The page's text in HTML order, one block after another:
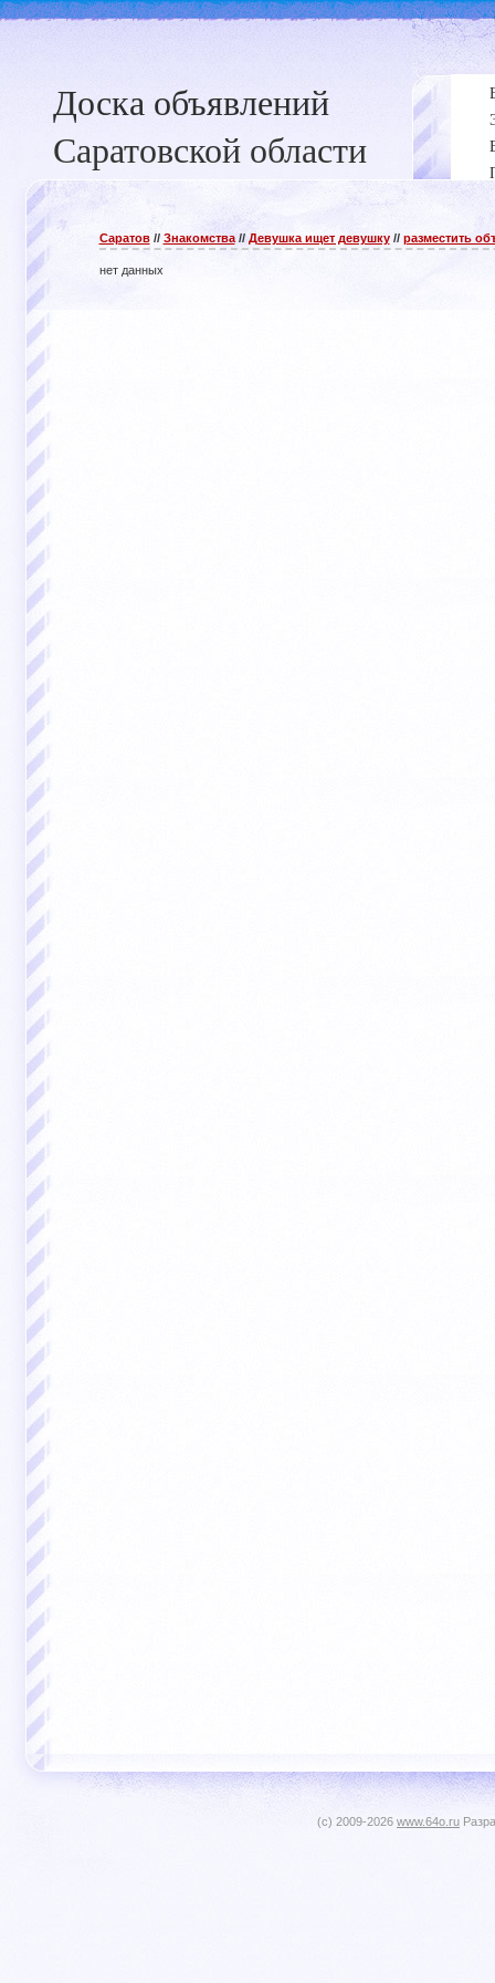
Доска объявлений
Саратовской области
Саратов// Знакомства// Девушка ищет девушку// разместить
нет данных
(c) 2009-2026 www.64o.ru